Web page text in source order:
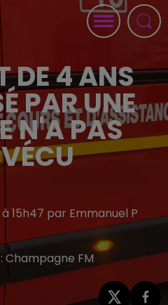
DE 4 ANS
PAR UNE
N'A PAS
15h47 par Emmanuel P
Champagne FM